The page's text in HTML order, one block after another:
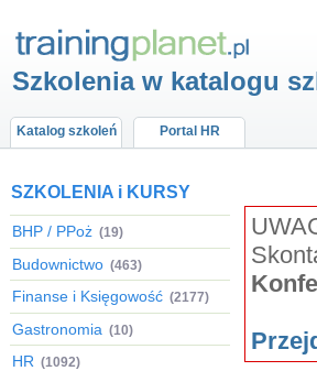
Szkolenia w katalogu
Katalog szkoleń Portal HR
SZKOLENIA i KURSY
BHP / PPoż (19)
Budownictwo (463)
Finanse i Księgowość (2177)
Gastronomia (10)
HR (1092)